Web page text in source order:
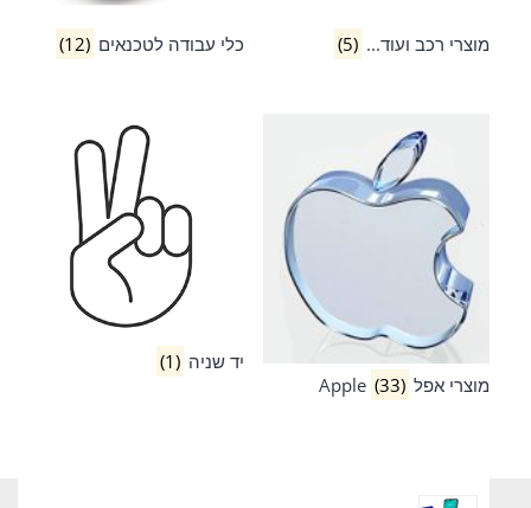
מוצרי רכב ועוד... (5) כלי עבודה לטכנאים (12)
מוצרי אפל Apple (33)
יד שניה (1)